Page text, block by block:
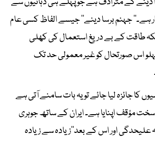
ہے۔’’ جہنم برسا دینے‘‘ جیسے الفاظ کسی عام
طاقت کے بے دریغ استعمال کی کھلی
اس صورتحال کو غیر معمولی حد تک
کا جائزہ لیا جائے تو یہ بات سامنے آتی ہے
مؤقف اپنایا ہے۔ ایران کے ساتھ جوہری
اور اس کے بعد’’زیادہ سے زیادہ